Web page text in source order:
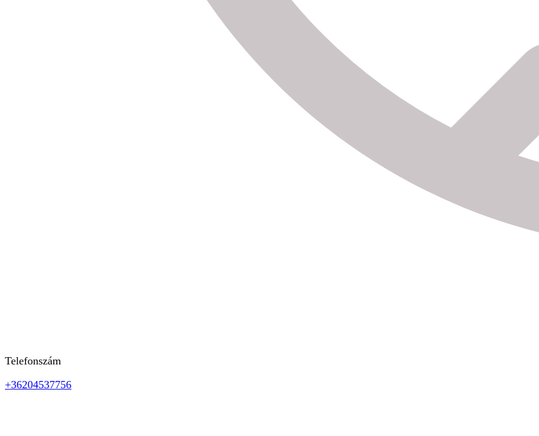
Telefonszám
+36204537756